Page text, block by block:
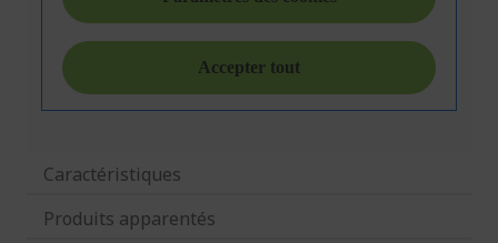
Caractéristiques
Produits apparentés